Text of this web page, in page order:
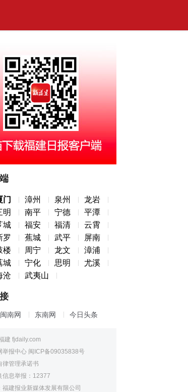
门 漳州 泉州
龙岩
明 南平 宁德
平潭
城 福安 福清
云霄
罗 蕉城 武平
屏南
楼 周宁 龙文
漳浦
城 宁化 思明
尤溪
沧 武夷山
闽南网 东南网 今日头条
建 fjdaily.com
举报中心 闽ICP备09035838号
律管理承诺书
信息举报：12377
福建报业新媒体发展有限公司